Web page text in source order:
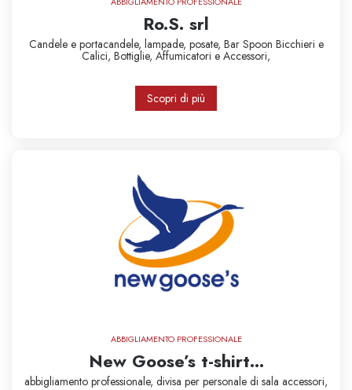
Ro.S. srl
Candele e portacandele, lampade, posate, Bar Spoon Bicchieri e
Calici, Bottiglie, Affumicatori e Accessori,
Scopri di più
ABBIGLIAMENTO PROFESSIONALE
New Goose’s t-shirt...
abbigliamento professionale, divisa per personale di sala accessori,